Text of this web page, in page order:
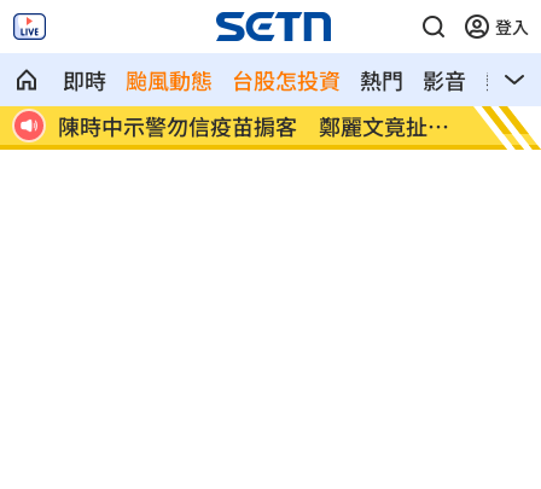
登入
即時 颱風動態 台股怎投資 熱門 影音
熱搜
間
陳時中示警勿信疫苗掮客 鄭麗文竟扯這
句
它是
便